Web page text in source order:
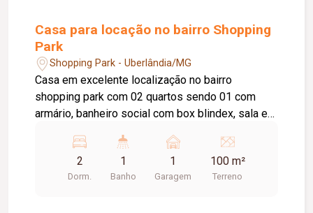
Casa para locação no bairro Shopping
Park
Shopping Park - Uberlândia/MG
Casa em excelente localização no bairro
shopping park com 02 quartos sendo 01 com
armário, banheiro social com box blindex, sala em
área de serviço, 01 vaga de garagem, câmeras de
segurança.
2
Dorm.
1
Banho
1
Garagem
100 m²
Terreno